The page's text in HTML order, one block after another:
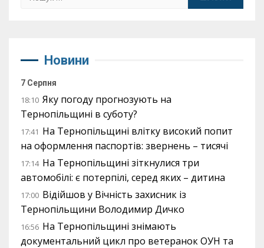
Новини
7 Серпня
18:10 Яку погоду прогнозують на
Тернопільщині в суботу?
17:41 На Тернопільщині влітку високий попит
на оформлення паспортів: звернень – тисячі
17:14 На Тернопільщині зіткнулися три
автомобілі: є потерпілі, серед яких – дитина
17:00 Відійшов у Вічність захисник із
Тернопільщини Володимир Дичко
16:56 На Тернопільщині знімають
документальний цикл про ветеранок ОУН та